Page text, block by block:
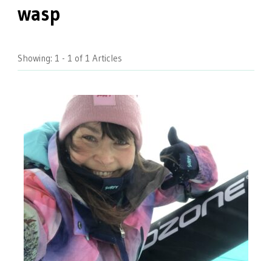
wasp
Showing: 1 - 1 of 1 Articles